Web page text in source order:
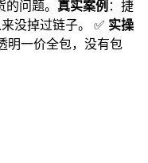
问题。 真实案例 ：捷
没掉过链子。 ✅ 实操
明一价全包，没有包